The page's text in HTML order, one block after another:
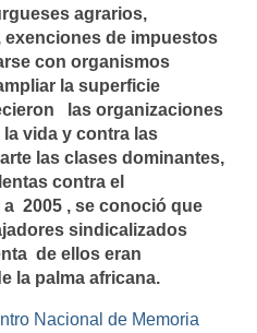
agrarios,
de impuestos
con organismos
la superficie
las organizaciones
vida y contra las
las clases dominantes,
contra el
2005 , se conoció que
sindicalizados
de ellos eran
la palma africana.
Nacional de Memoria